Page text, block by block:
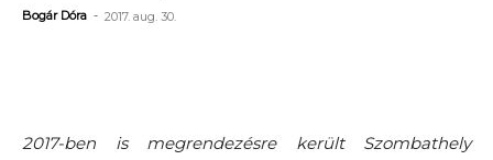
Bogár Dóra - 2017. aug. 30.
2017-ben is megrendezésre került Szombathely